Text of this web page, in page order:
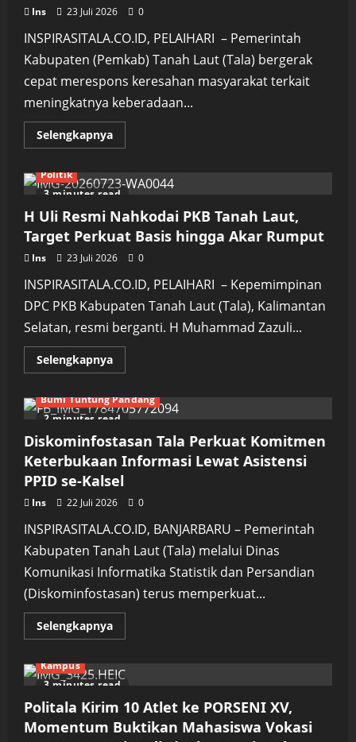
Narkoba
Ins 23 Juli 2026 0
INSPIRASITALA.CO.ID, PELAIHARI – Pemerintah
Kabupaten (Pemkab) Tanah Laut (Tala) bergerak
cepat merespons keresahan masyarakat terkait
meningkatnya keberadaan...
SelengkapnyaRead
more
Tala
Respons
Keresahan
Warga,
Penanganan
Anjing
Liar
Lintas
Instansi
3 minutes read
Politik
H Uli Resmi Nahkodai PKB Tanah Laut,
Target Perkuat Basis hingga Akar Rumput
Ins 23 Juli 2026 0
INSPIRASITALA.CO.ID, PELAIHARI – Kepemimpinan
DPC PKB Kabupaten Tanah Laut (Tala), Kalimantan
Selatan, resmi berganti. H Muhammad Zazuli...
SelengkapnyaRead
more
Uli
Resmi
PKB
Tanah
Laut,
Target
Perkuat
hingga
Rumput
2 minutes read
Bumi Tuntung Pandang
Diskominfostasan Tala Perkuat Komitmen
Keterbukaan Informasi Lewat Asistensi
PPID se-Kalsel
Ins 22 Juli 2026 0
INSPIRASITALA.CO.ID, BANJARBARU – Pemerintah
Kabupaten Tanah Laut (Tala) melalui Dinas
Komunikasi Informatika Statistik dan Persandian
(Diskominfostasan) terus memperkuat...
SelengkapnyaRead
more
Tala
Perkuat
Keterbukaan
Informasi
Lewat
Asistensi
3 minutes read
Kampus
Politala Kirim 10 Atlet ke PORSENI XV,
Momentum Buktikan Mahasiswa Vokasi